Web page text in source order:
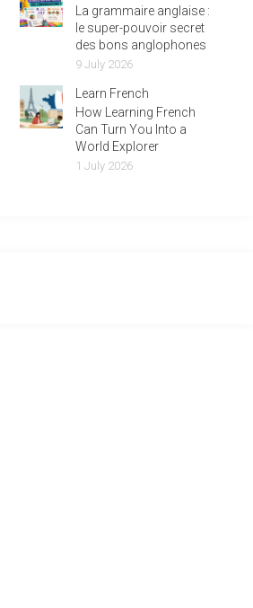
La grammaire anglaise :
le super-pouvoir secret
des bons anglophones
9 July 2026
Learn French
How Learning French
Can Turn You Into a
World Explorer
1 July 2026